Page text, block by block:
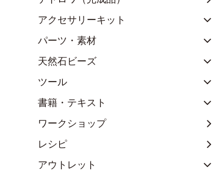
アクセサリーキット
パーツ・素材
天然石ビーズ
ツール
書籍・テキスト
ワークショップ
レシピ
アウトレット